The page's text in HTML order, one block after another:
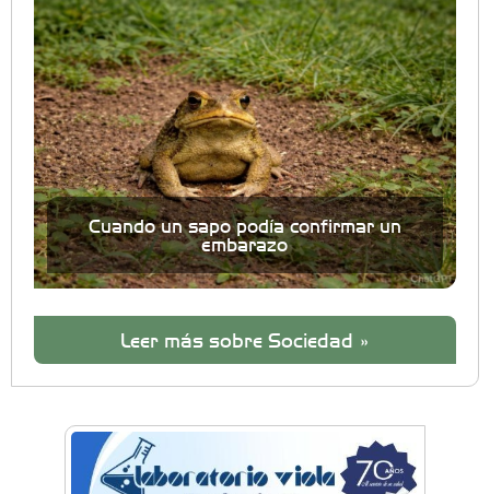
Cuando un sapo podía confirmar un
embarazo
Leer más sobre Sociedad »